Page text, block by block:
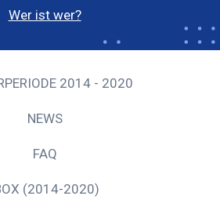
Wer ist wer?
2014 - 2020
NEWS
FAQ
(2014-2020)